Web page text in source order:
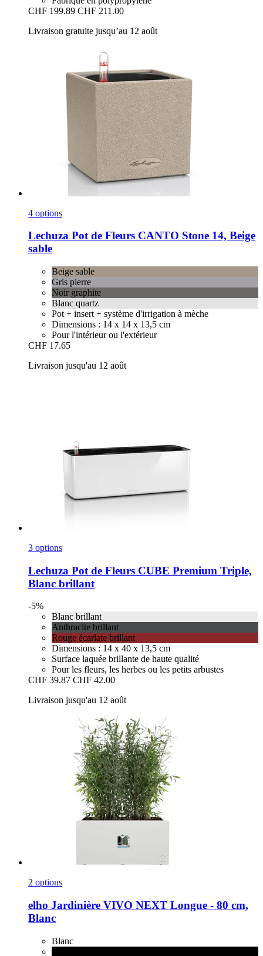
CHF 199.89 CHF 211.00
Livraison gratuite jusqu’au 12 août
4 options
Lechuza Pot de Fleurs CANTO Stone 14, Beige
sable
Beige sable
Gris pierre
Noir graphite
Blanc quartz
Pot + insert + système d'irrigation à mèche
Dimensions : 14 x 14 x 13,5 cm
Pour l'intérieur ou l'extérieur
CHF 17.65
Livraison jusqu'au 12 août
3 options
Lechuza Pot de Fleurs CUBE Premium Triple,
Blanc brillant
-5%
Blanc brillant
Anthracite brillant
Rouge écarlate brillant
Dimensions : 14 x 40 x 13,5 cm
Surface laquée brillante de haute qualité
Pour les fleurs, les herbes ou les petits arbustes
CHF 39.87 CHF 42.00
Livraison jusqu'au 12 août
2 options
elho Jardinière VIVO NEXT Longue -​ 80 cm,
Blanc
Blanc